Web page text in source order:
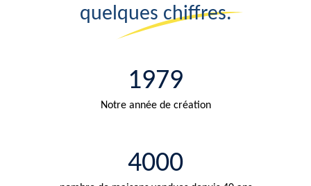
quelques chiffres.
1979
Notre année de création
4000